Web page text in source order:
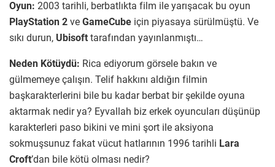
Oyun: 2003 tarihli, berbatlıkta film ile yarışacak bu oyun
PlayStation 2 ve GameCube için piyasaya sürülmüştü. Ve
sıkı durun, Ubisoft tarafından yayınlanmıştı…
Neden Kötüydü: Rica ediyorum görsele bakın ve
gülmemeye çalışın. Telif hakkını aldığın filmin
başkarakterlerini bile bu kadar berbat bir şekilde oyuna
aktarmak nedir ya? Eyvallah biz erkek oyuncuları düşünüp
karakterleri paso bikini ve mini şort ile aksiyona
sokmuşsunuz fakat vücut hatlarının 1996 tarihli Lara
Croft’dan bile kötü olması nedir?